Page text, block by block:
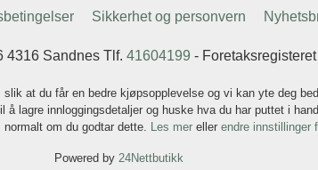
Sikkerhet og personvern
4316 Sandnes Tlf. 41604199 -
at du får en bedre kjøpsopplevelse og vi kan yte deg
å lagre innloggingsdetaljer og huske hva du har puttet i
om du godtar dette. Les mer eller endre innstillinger
Powered by 24Nettbutikk